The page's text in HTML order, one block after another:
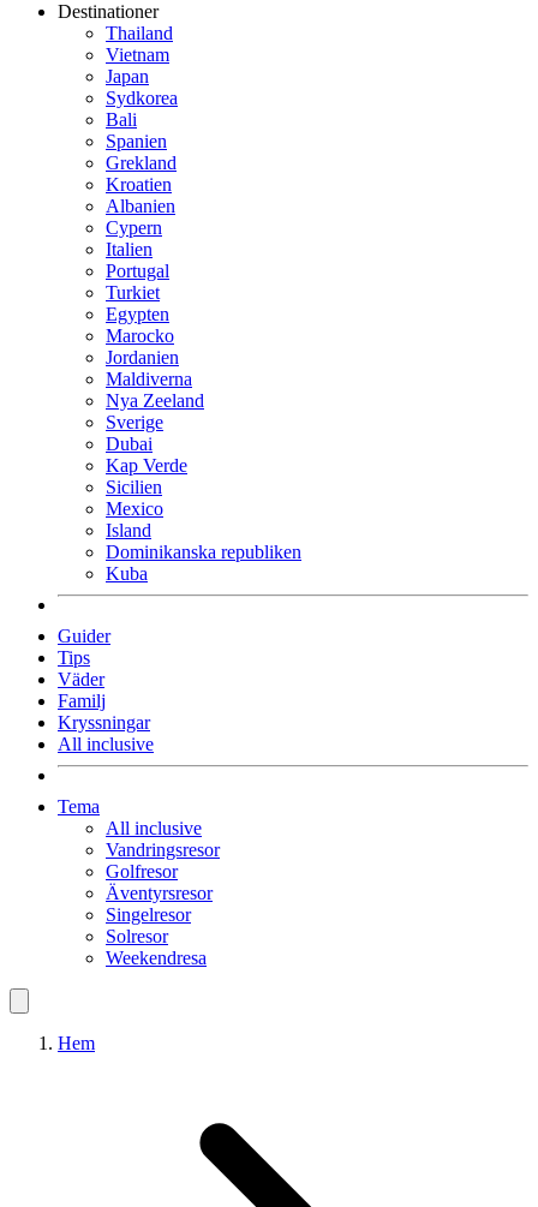
Destinationer
Thailand
Vietnam
Japan
Sydkorea
Bali
Spanien
Grekland
Kroatien
Albanien
Cypern
Italien
Portugal
Turkiet
Egypten
Marocko
Jordanien
Maldiverna
Nya Zeeland
Sverige
Dubai
Kap Verde
Sicilien
Mexico
Island
Dominikanska republiken
Kuba
Guider
Tips
Väder
Familj
Kryssningar
All inclusive
Tema
All inclusive
Vandringsresor
Golfresor
Äventyrsresor
Singelresor
Solresor
Weekendresa
Hem